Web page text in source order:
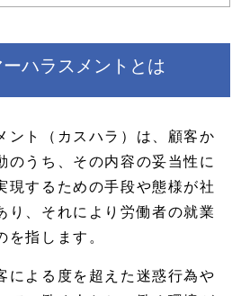
ハラスメントとは
ント（カスハラ）は、顧客か
のうち、その内容の妥当性に
現するための手段や態様が社
り、それにより労働者の就業
を指します。
による度を超えた迷惑行為や